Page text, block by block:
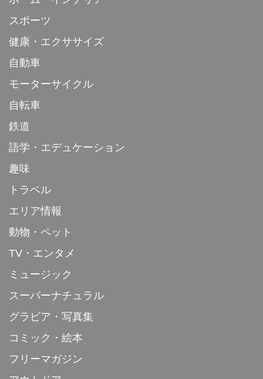
スポーツ
健康・エクササイズ
自動車
モーターサイクル
自転車
鉄道
語学・エデュケーション
趣味
トラベル
エリア情報
動物・ペット
TV・エンタメ
ミュージック
スーパーナチュラル
グラビア・写真集
コミック・絵本
フリーマガジン